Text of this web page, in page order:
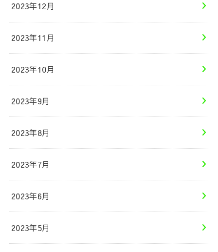
2023年12月
2023年11月
2023年10月
2023年9月
2023年8月
2023年7月
2023年6月
2023年5月